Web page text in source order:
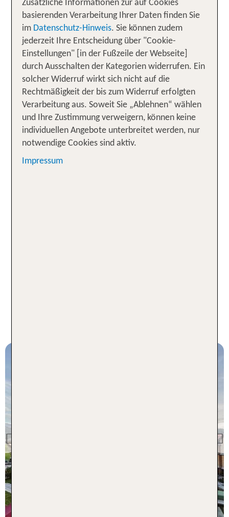
Yoga im Atlantic Grand Hotel
Travemünde:
✓Yoga für Anfänger und Geübte
✓Do, Fr, Sa Yogakurse im Preis inklusive
✓private Yogastunden vor Ort buchbar
Yoga im Dorint Bad Brückenau:
Previous
Zusätzliche Informationen zur auf Cookies
basierenden Verarbeitung Ihrer Daten finden Sie
im Datenschutz-Hinweis. Sie können zudem
jederzeit Ihre Entscheidung über "Cookie-
Einstellungen" [in der Fußzeile der Webseite]
durch Ausschalten der Kategorien widerrufen. Ein
solcher Widerruf wirkt sich nicht auf die
Rechtmäßigkeit der bis zum Widerruf erfolgten
Verarbeitung aus. Soweit Sie „Ablehnen“ wählen
und Ihre Zustimmung verweigern, können keine
individuellen Angebote unterbreitet werden, nur
notwendige Cookies sind aktiv.
Impressum